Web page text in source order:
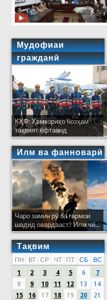
Мудофиаи
гражданӣ
КҲФ: Ҳамкориҳо бозҳам
тақвият ёфтаанд
Илм ва фанноварӣ
Чаро замин рӯ ба гармои
шадид овардааст? Илм чӣ...
Тақвим
ПН ВТ СР ЧТ ПТ СБ
ВС
1
2 3 4 5 6
7
8
9 10 11 12 13
14
15
16 17 18 19 20
21